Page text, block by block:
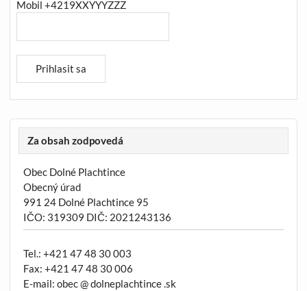
Mobil +4219XXYYYZZZ
Za obsah zodpovedá
Obec Dolné Plachtince
Obecný úrad
991 24 Dolné Plachtince 95
IČO: 319309 DIČ: 2021243136
Tel.: +421 47 48 30 003
Fax: +421 47 48 30 006
E-mail: obec @ dolneplachtince .sk